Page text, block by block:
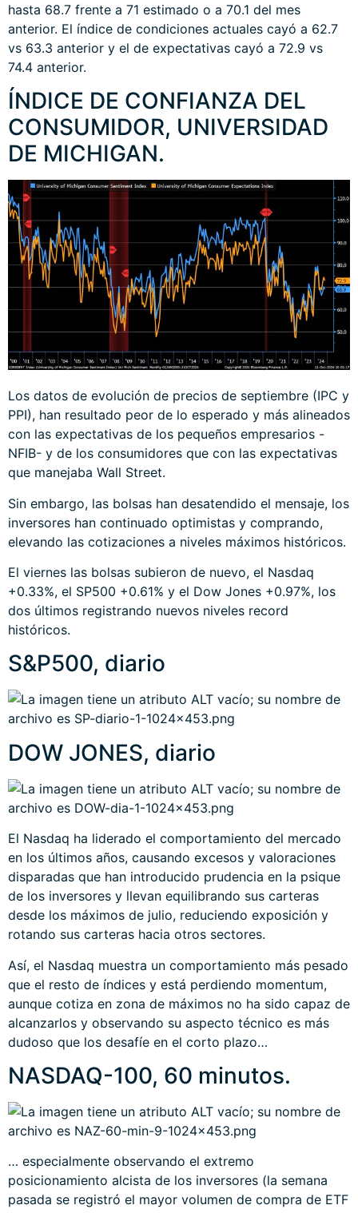
hasta 68.7 frente a 71 estimado o a 70.1 del mes
anterior. El índice de condiciones actuales cayó a 62.7
vs 63.3 anterior y el de expectativas cayó a 72.9 vs
74.4 anterior.
ÍNDICE DE CONFIANZA DEL
CONSUMIDOR, UNIVERSIDAD
DE MICHIGAN.
Los datos de evolución de precios de septiembre (IPC y
PPI), han resultado peor de lo esperado y más alineados
con las expectativas de los pequeños empresarios -
NFIB- y de los consumidores que con las expectativas
que manejaba Wall Street.
Sin embargo, las bolsas han desatendido el mensaje, los
inversores han continuado optimistas y comprando,
elevando las cotizaciones a niveles máximos históricos.
El viernes las bolsas subieron de nuevo, el Nasdaq
+0.33%, el SP500 +0.61% y el Dow Jones +0.97%, los
dos últimos registrando nuevos niveles record
históricos.
S&P500, diario
DOW JONES, diario
El Nasdaq ha liderado el comportamiento del mercado
en los últimos años, causando excesos y valoraciones
disparadas que han introducido prudencia en la psique
de los inversores y llevan equilibrando sus carteras
desde los máximos de julio, reduciendo exposición y
rotando sus carteras hacia otros sectores.
Así, el Nasdaq muestra un comportamiento más pesado
que el resto de índices y está perdiendo momentum,
aunque cotiza en zona de máximos no ha sido capaz de
alcanzarlos y observando su aspecto técnico es más
dudoso que los desafíe en el corto plazo…
NASDAQ-100, 60 minutos.
… especialmente observando el extremo
posicionamiento alcista de los inversores (la semana
pasada se registró el mayor volumen de compra de ETF